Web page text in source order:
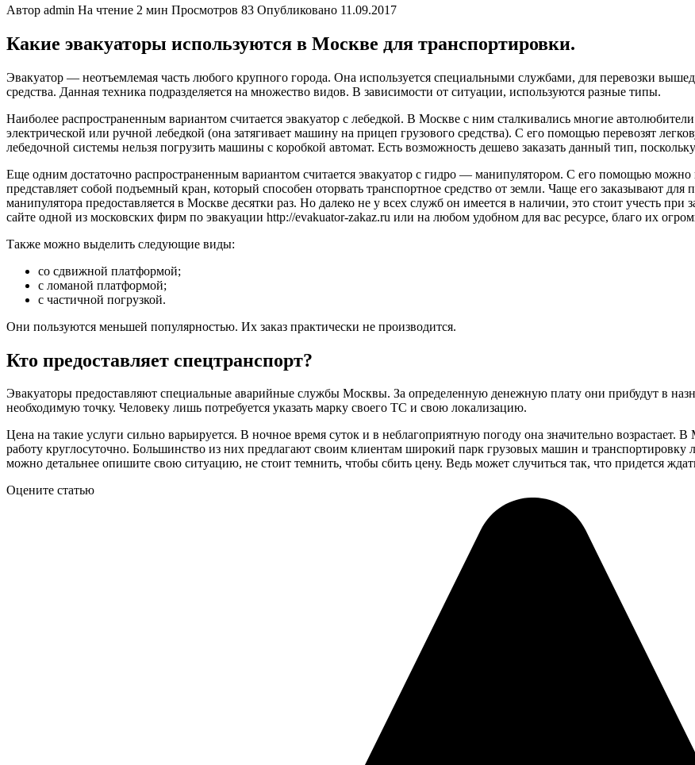
Автор admin На чтение 2 мин Просмотров 83 Опубликовано 11.09.2017
Какие эвакуаторы используются в Москве для транспортировки.
Эвакуатор — неотъемлемая часть любого крупного города. Она используется специальными службами, для перевозки
средства. Данная техника подразделяется на множество видов. В зависимости от ситуации, используются разные типы.
Наиболее распространенным вариантом считается эвакуатор с лебедкой. В Москве с ним сталкивались многие
электрической или ручной лебедкой (она затягивает машину на прицеп грузового средства). С его помощью перевозят
лебедочной системы нельзя погрузить машины с коробкой автомат. Есть возможность дешево заказать данный тип,
Еще одним достаточно распространенным вариантом считается эвакуатор с гидро — манипулятором. С его помощью можно
представляет собой подъемный кран, который способен оторвать транспортное средство от земли. Чаще его заказывают
манипулятора предоставляется в Москве десятки раз. Но далеко не у всех служб он имеется в наличии, это стоит учесть
сайте одной из московских фирм по эвакуации http://evakuator-zakaz.ru или на любом удобном для вас ресурсе, благо их
Также можно выделить следующие виды:
со сдвижной платформой;
с ломаной платформой;
с частичной погрузкой.
Они пользуются меньшей популярностью. Их заказ практически не производится.
Кто предоставляет спецтранспорт?
Эвакуаторы предоставляют специальные аварийные службы Москвы. За определенную денежную плату они прибудут в
необходимую точку. Человеку лишь потребуется указать марку своего ТС и свою локализацию.
Цена на такие услуги сильно варьируется. В ночное время суток и в неблагоприятную погоду она значительно возрастает.
работу круглосуточно. Большинство из них предлагают своим клиентам широкий парк грузовых машин и
можно детальнее опишите свою ситуацию, не стоит темнить, чтобы сбить цену. Ведь может случиться так, что придется
Оцените статью